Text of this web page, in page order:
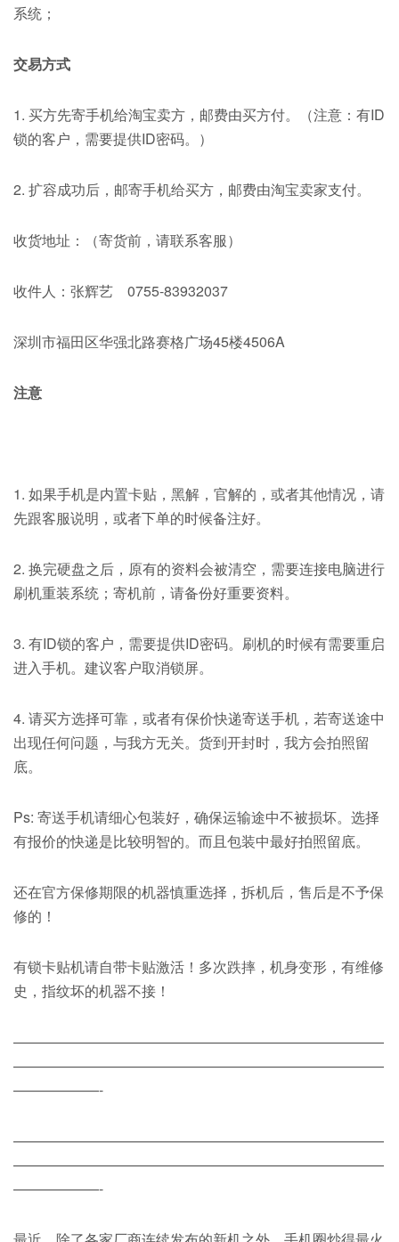
系统；
交易方式
1. 买方先寄手机给淘宝卖方，邮费由买方付。（注意：有ID
锁的客户，需要提供ID密码。）
2. 扩容成功后，邮寄手机给买方，邮费由淘宝卖家支付。
收货地址：（寄货前，请联系客服）
收件人：张辉艺 0755-83932037
深圳市福田区华强北路赛格广场45楼4506A
注意
1. 如果手机是内置卡贴，黑解，官解的，或者其他情况，请
先跟客服说明，或者下单的时候备注好。
2. 换完硬盘之后，原有的资料会被清空，需要连接电脑进行
刷机重装系统；寄机前，请备份好重要资料。
3. 有ID锁的客户，需要提供ID密码。刷机的时候有需要重启
进入手机。建议客户取消锁屏。
4. 请买方选择可靠，或者有保价快递寄送手机，若寄送途中
出现任何问题，与我方无关。货到开封时，我方会拍照留
底。
Ps: 寄送手机请细心包装好，确保运输途中不被损坏。选择
有报价的快递是比较明智的。而且包装中最好拍照留底。
还在官方保修期限的机器慎重选择，拆机后，售后是不予保
修的！
有锁卡贴机请自带卡贴激活！多次跌摔，机身变形，有维修
史，指纹坏的机器不接！
——————————————————————————
——————————————————————————
——————-
——————————————————————————
——————————————————————————
——————-